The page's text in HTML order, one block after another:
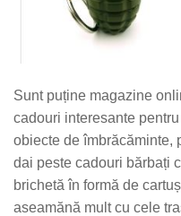
Sunt puține magazine
cadouri interesante
obiecte de îmbrăcăminte,
dai peste cadouri bărbați
brichetă în formă de
aseamănă mult cu cele